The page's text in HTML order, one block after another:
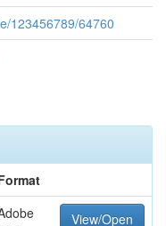
123456789/64760
View/Open